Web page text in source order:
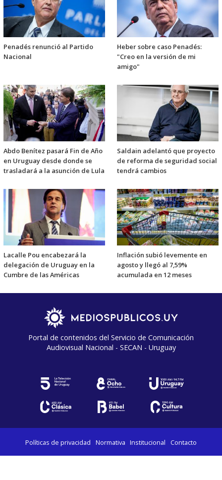
Penadés renunció al Partido
Nacional
Heber sobre caso Penadés:
"Creo en la versión de mi
amigo"
Abdo Benítez pasará Fin de Año
en Uruguay desde donde se
trasladará a la asunción de Lula
Saldain adelantó que proyecto
de reforma de seguridad social
tendrá cambios
Lacalle Pou encabezará la
delegación de Uruguay en la
Cumbre de las Américas
Inflación subió levemente en
agosto y llegó al 7,59%
acumulada en 12 meses
Portal de contenidos del Servicio de Comunicación
Audiovisual Nacional - SECAN - Uruguay
Políticas de privacidad Normativa Institucional Contacto